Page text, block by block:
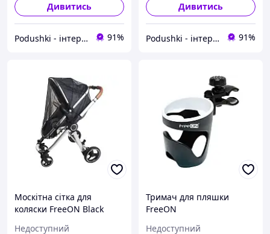
Дивитись
Podushki - інтернет-магазин Подушки 91%
Дивитись
Podushki - інтернет-магазин Подушки 91%
Москітна сітка для
коляски FreeON Black
Недоступний
Тримач для пляшки
FreeON
Недоступний